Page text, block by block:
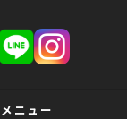
メニュー